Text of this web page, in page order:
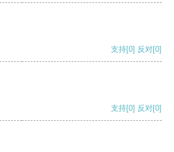
支持[0] 反对[0]
支持[0] 反对[0]